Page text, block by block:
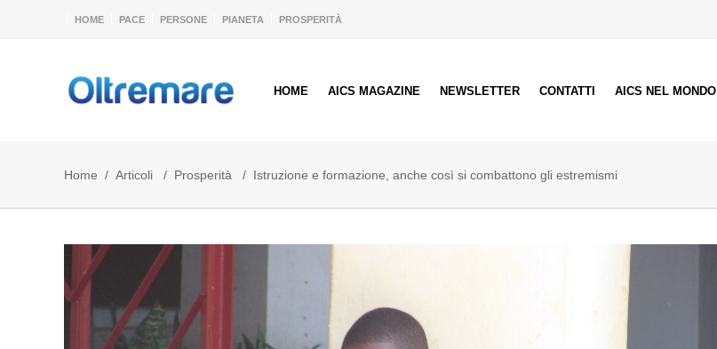
HOME PACE PERSONE PIANETA PROSPERITÀ
HOME AICS MAGAZINE NEWSLETTER CONTATTI AICS NEL MONDO
Home / Articoli / Prosperità / Istruzione e formazione, anche così si combattono gli estremismi